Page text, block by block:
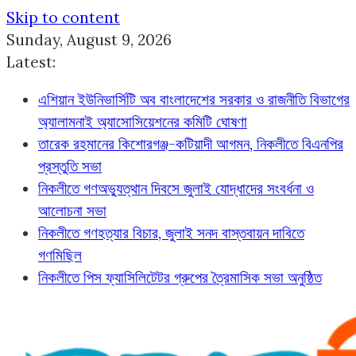
Skip to content
Sunday, August 9, 2026
Latest:
এশিয়ান ইউনিভার্সিটি অব বাংলাদেশের সরকার ও রাজনীতি বিভাগের
অ্যালামনাই অ্যাসোসিয়েশনের কমিটি ঘোষণা
তারেক রহমানের কিশোরগঞ্জ-কটিয়াদী আগমন, নিকলীতে বিএনপির
প্রস্তুতি সভা
নিকলীতে গণঅভ্যুত্থান দিবসে জুলাই যোদ্ধাদের সংবর্ধনা ও
আলোচনা সভা
নিকলীতে গণহত্যার বিচার, জুলাই সনদ বাস্তবায়ন দাবিতে
গণমিছিল
নিকলীতে পিস ফ্যাসিলিটেটর গ্রুপের ত্রৈমাসিক সভা অনুষ্ঠিত